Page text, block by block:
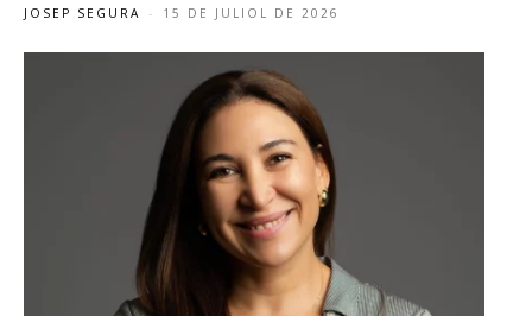
JOSEP SEGURA - 15 DE JULIOL DE 2026